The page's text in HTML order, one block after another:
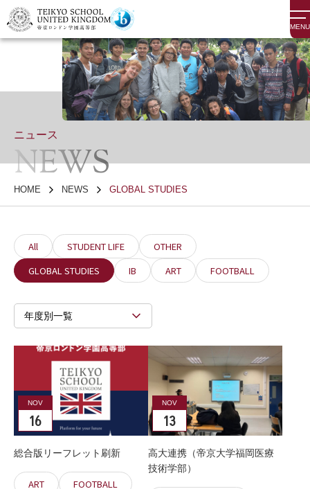
MENU
ニュース
NEWS
HOME NEWS GLOBAL STUDIES
All STUDENT LIFE
OTHER
GLOBAL STUDIES
IB ART FOOTBALL
年度別一覧
NOV
16
総合版リーフレット刷新
ART
FOOTBALL
NOV
13
高大連携（帝京大学福岡医療
技術学部）